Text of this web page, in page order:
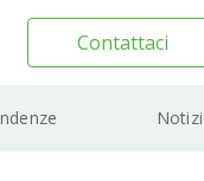
Contattaci